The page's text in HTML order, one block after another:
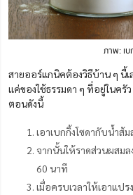
ภาพ: เบ
สายออร์แกนิคต้องวิธีบ้าน ๆ นี้เ
แค่ของใช้ธรรมดา ๆ ที่อยู่ในครั
ตอนดังนี้
เอาเบกกิ้งโซดากับน้ำส้
จากนั้นให้ราดส่วนผสม
60 นาที
เมื่อครบเวลาให้เอาแป